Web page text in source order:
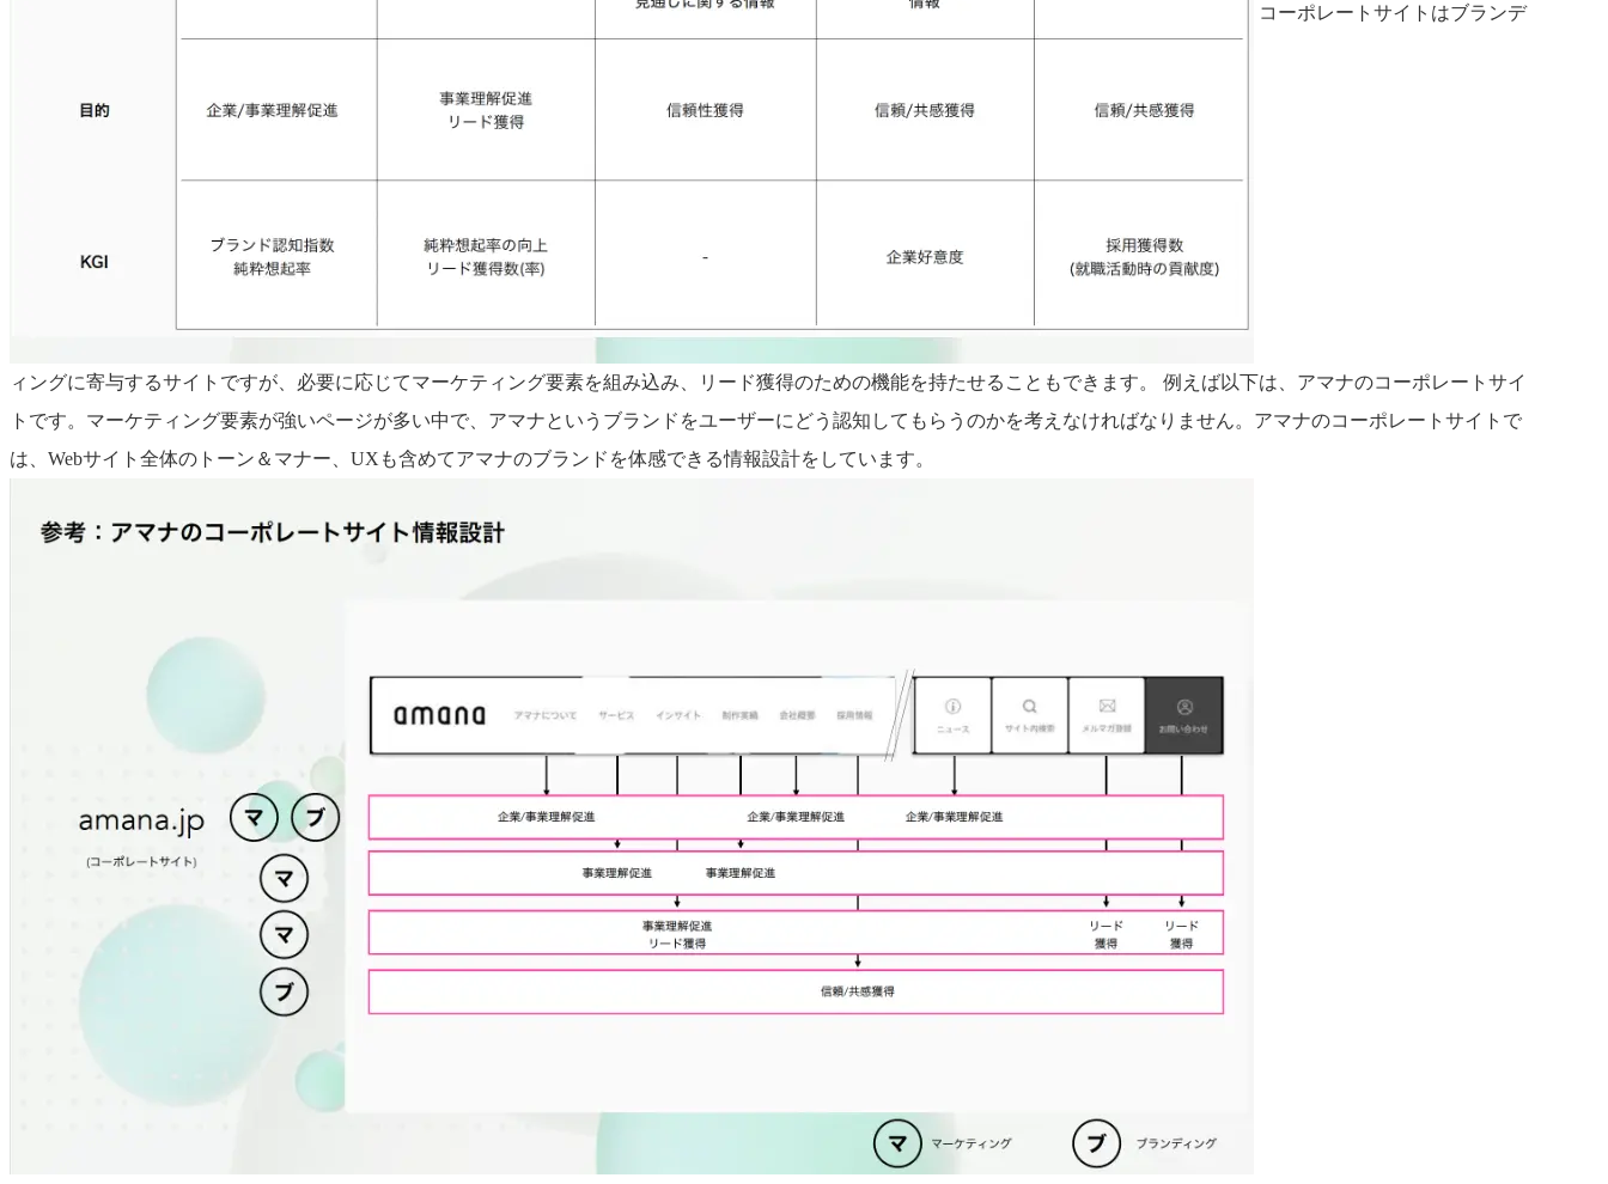
コーポレートサイトはブランデ
ィングに寄与するサイトですが、必要に応じてマーケティング要素を組み込み、リード獲得のための機能を持たせることもできます。 例えば以下は、アマナのコーポレートサイ
トです。マーケティング要素が強いページが多い中で、アマナというブランドをユーザーにどう認知してもらうのかを考えなければなりません。アマナのコーポレートサイトで
は、Webサイト全体のトーン＆マナー、UXも含めてアマナのブランドを体感できる情報設計をしています。